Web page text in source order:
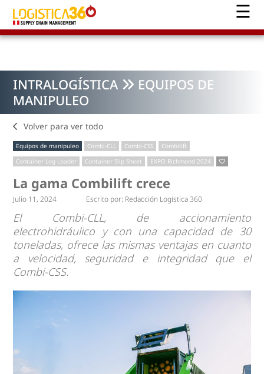
INTRALOGÍSTICA
EQUIPOS DE
MANIPULEO
Volver para ver todo
Equipos de manipuleo Combi-CLL Combi-CSS
Combilift
Container Log-Loader
Container Slip Sheet EXPO Richmond 2024
La gama Combilift crece
Julio 11, 2024 Escrito por: Redacción Logística 360
El Combi-CLL, de accionamiento
electrohidráulico y con una capacidad de 30
toneladas, ofrece las mismas ventajas en cuanto
a velocidad, seguridad e integridad que el
Combi-CSS.